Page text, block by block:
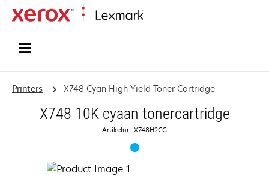
Printers X748 Cyan High Yield Toner Cartridge
X748 10K cyaan tonercartridge
Artikelnr.: X748H2CG